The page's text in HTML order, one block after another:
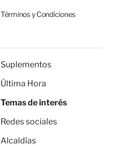
Términos y Condiciones
Suplementos
Última Hora
Temas de interés
Redes sociales
Alcaldías